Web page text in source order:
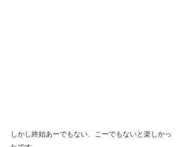
しかし終始あーでもない、こーでもないと楽しかっ